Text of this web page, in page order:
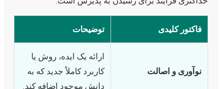
فاکتور کلیدی توضیحات
نوآوری و اصالت
ارائه یک ایده، روش یا
کاربرد کاملاً جدید که به
دانش موجود اضافه کند.